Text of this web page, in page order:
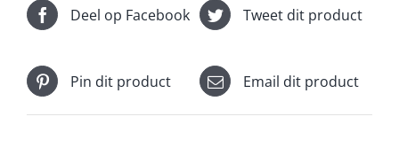
Deel op Facebook Tweet dit product
Pin dit product Email dit product